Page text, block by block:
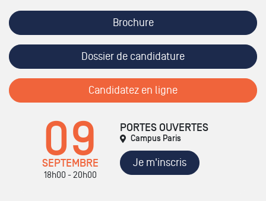
Brochure
Dossier de candidature
Candidatez en ligne
09
SEPTEMBRE
18h00 - 20h00
PORTES OUVERTES
Campus Paris
Je m'inscris